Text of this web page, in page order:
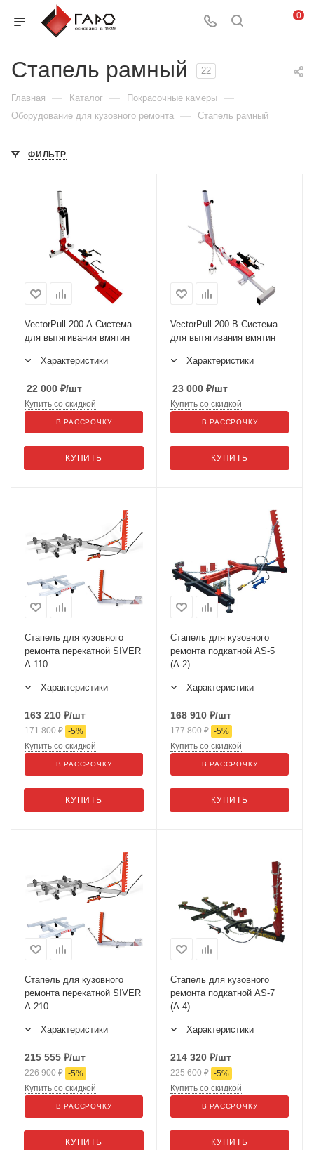
0
Стапель рамный 22
Главная — Каталог — Покрасочные камеры —
Оборудование для кузовного ремонта — Стапель рамный
ФИЛЬТР
VectorPull 200 A Система
для вытягивания вмятин
Характеристики
22 000 ₽/шт
КУПИТЬ
Купить со скидкой
В РАССРОЧКУ
VectorPull 200 B Система
для вытягивания вмятин
Характеристики
23 000 ₽/шт
КУПИТЬ
Купить со скидкой
В РАССРОЧКУ
Стапель для кузовного
ремонта перекатной SIVER
A-110
Характеристики
163 210 ₽/шт
171 800₽ -5%
КУПИТЬ
Купить со скидкой
В РАССРОЧКУ
Стапель для кузовного
ремонта подкатной AS-5
(А-2)
Характеристики
168 910 ₽/шт
177 800₽ -5%
КУПИТЬ
Купить со скидкой
В РАССРОЧКУ
Стапель для кузовного
ремонта перекатной SIVER
A-210
Характеристики
215 555 ₽/шт
226 900₽ -5%
КУПИТЬ
Купить со скидкой
В РАССРОЧКУ
Стапель для кузовного
ремонта подкатной AS-7
(А-4)
Характеристики
214 320 ₽/шт
225 600₽ -5%
КУПИТЬ
Купить со скидкой
В РАССРОЧКУ